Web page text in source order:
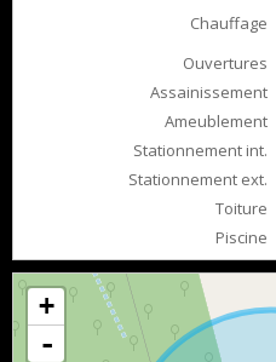
Chauffage
Ouvertures
Assainissement
Ameublement
Stationnement int.
Stationnement ext.
Toiture
Piscine
+
-